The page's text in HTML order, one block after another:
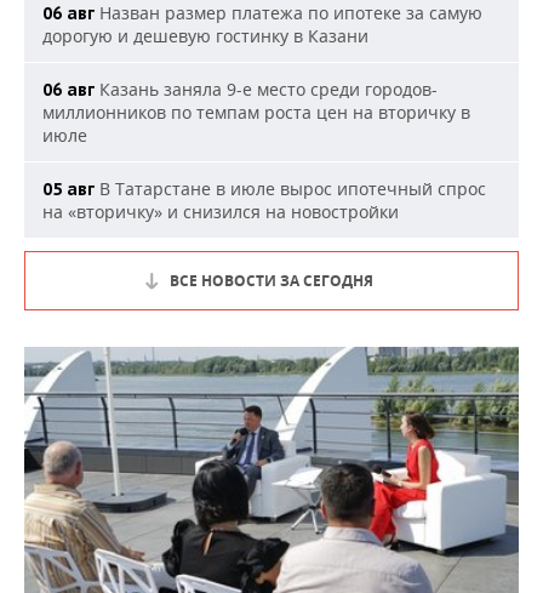
06 авг Назван размер платежа по ипотеке за самую
дорогую и дешевую гостинку в Казани
06 авг Казань заняла 9-е место среди городов-
миллионников по темпам роста цен на вторичку в
июле
05 авг В Татарстане в июле вырос ипотечный спрос
на «вторичку» и снизился на новостройки
ВСЕ НОВОСТИ ЗА СЕГОДНЯ